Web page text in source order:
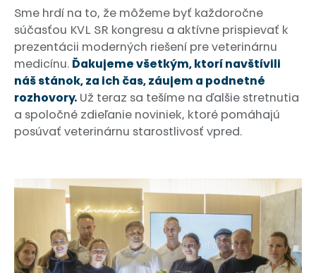
Sme hrdí na to, že môžeme byť každoročne
súčasťou KVL SR kongresu a aktívne prispievať k
prezentácii moderných riešení pre veterinárnu
medicínu. Ďakujeme všetkým, ktorí navštívili
náš stánok, za ich čas, záujem a podnetné
rozhovory. Už teraz sa tešíme na ďalšie stretnutia
a spoločné zdieľanie noviniek, ktoré pomáhajú
posúvať veterinárnu starostlivosť vpred.